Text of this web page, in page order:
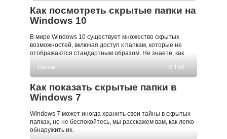
Как посмотреть скрытые папки на
Windows 10
В мире Windows 10 существует множество скрытых
возможностей, включая доступ к папкам, которые не
отображаются стандартным образом. Не знаете, как
Папки
198
Как показать скрытые папки в
Windows 7
Windows 7 может иногда хранить свои тайны в скрытых
папках, но не беспокойтесь, мы расскажем вам, как легко
обнаружить их.